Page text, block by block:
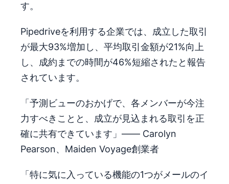
す。
Pipedriveを利用する企業では、成立した取引
が最大93%増加し、平均取引金額が21%向上
し、成約までの時間が46%短縮されたと報告
されています。
「予測ビューのおかげで、各メンバーが今注
力すべきことと、成立が見込まれる取引を正
確に共有できています」―― Carolyn
Pearson、Maiden Voyage創業者
「特に気に入っている機能の1つがメールのイ